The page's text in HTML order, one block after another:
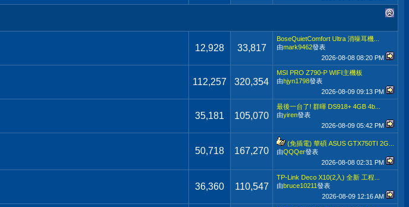
12,928 33,817
BoseQuietComfort Ultra 消噪耳機...
由mark9462發表
2026-08-08 08:20 PM
112,257 320,354
MSI PRO Z790-P WIFI主機板
由hjyn1798發表
2026-08-09 09:13 PM
35,181 105,070
最後一台了! 群暉 DS918+ 4GB 4b...
由yiren發表
2026-08-09 05:42 PM
50,718 167,270
(免插電) 華碩 ASUS GTX750TI 2G...
由QQQer發表
2026-08-08 02:31 PM
36,360 110,547
TP-Link Deco X10(2入) 全新 工程...
由bruce10211發表
2026-08-09 12:16 AM